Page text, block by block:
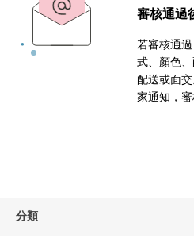
審核通過
若審核通
式、顏色
配送或面
家通知，
分類